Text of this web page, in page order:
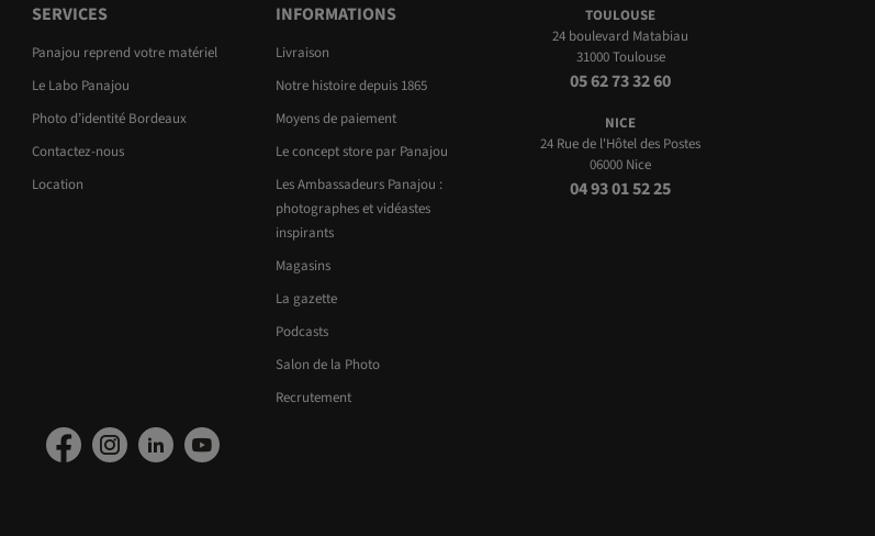
SERVICES
Panajou reprend votre matériel
Le Labo Panajou
Photo d’identité Bordeaux
Contactez-nous
Location
INFORMATIONS
Livraison
Notre histoire depuis 1865
Moyens de paiement
Le concept store par Panajou
Les Ambassadeurs Panajou :
photographes et vidéastes
inspirants
Magasins
La gazette
Podcasts
Salon de la Photo
Recrutement
TOULOUSE
24 boulevard Matabiau
31000 Toulouse
05 62 73 32 60
NICE
24 Rue de l'Hôtel des Postes
06000 Nice
04 93 01 52 25